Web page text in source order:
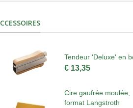
Tendeur 'Deluxe' en
€ 13,35
Cire gaufrée moulée,
format Langstroth